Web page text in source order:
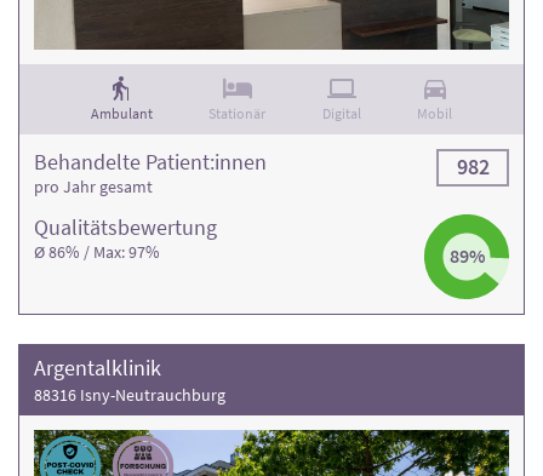
Ambulant Stationär Digital Mobil
Qualitäts­bewertung
Ø 86% / Max: 97% 89%
Behandelte Patient:innen
pro Jahr gesamt
982
Argentalklinik
88316 Isny-Neutrauchburg